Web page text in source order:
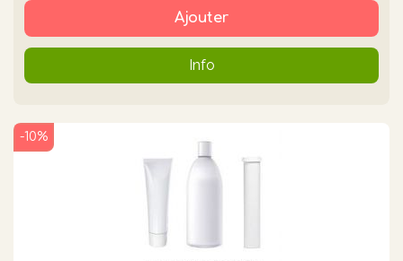
Ajouter
Info
-10%